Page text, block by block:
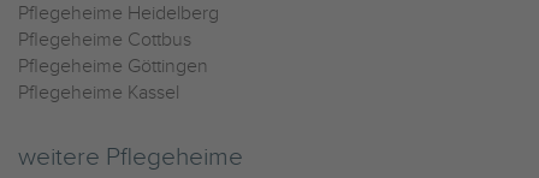
Pflegeheime Heidelberg
Pflegeheime Cottbus
Pflegeheime Göttingen
Pflegeheime Kassel
weitere Pflegeheime